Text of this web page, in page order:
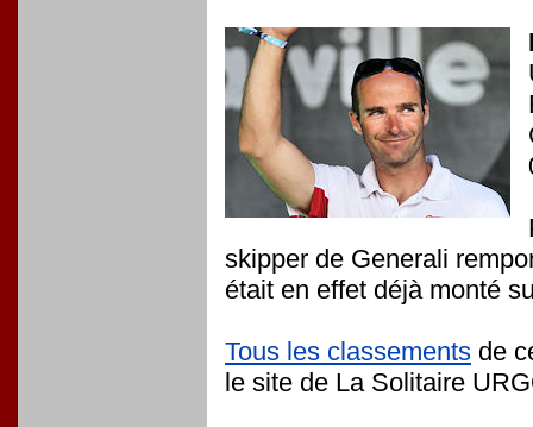
skipper de Generali
était en effet déjà monté
Tous les classements de
le site de La Solitaire